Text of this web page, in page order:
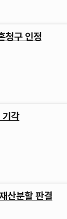
청구 인정
각
산분할 판결